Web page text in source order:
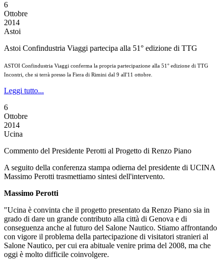
6
Ottobre
2014
Astoi
Astoi Confindustria Viaggi partecipa alla 51° edizione di TTG
ASTOI Confindustria Viaggi conferma la propria partecipazione alla 51° edizione di TTG
Incontri, che si terrà presso la Fiera di Rimini dal 9 all'11 ottobre.
Leggi tutto...
6
Ottobre
2014
Ucina
Commento del Presidente Perotti al Progetto di Renzo Piano
A seguito della conferenza stampa odierna del presidente di UCINA
Massimo Perotti trasmettiamo sintesi dell'intervento.
Massimo Perotti
"Ucina è convinta che il progetto presentato da Renzo Piano sia in
grado di dare un grande contributo alla città di Genova e di
conseguenza anche al futuro del Salone Nautico. Stiamo affrontando
con vigore il problema della partecipazione di visitatori stranieri al
Salone Nautico, per cui era abituale venire prima del 2008, ma che
oggi è molto difficile coinvolgere.